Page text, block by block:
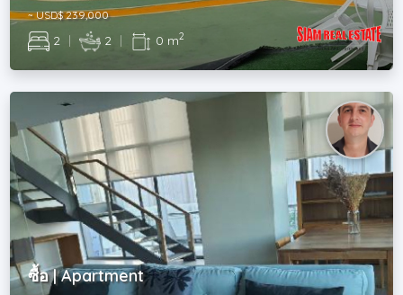
~ USD$ 239,000
2 | 2 | 0 m2
ซื้อ | Apartment